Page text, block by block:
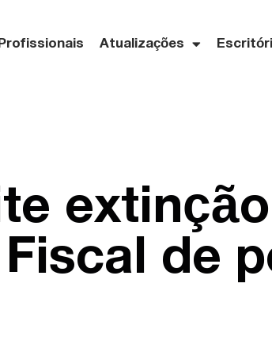
Profissionais Atualizações
de